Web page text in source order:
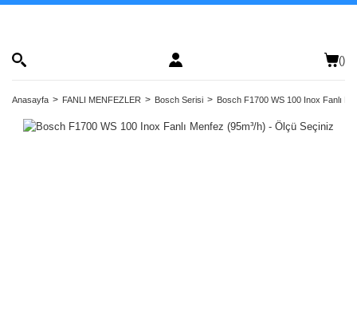
()
Anasayfa FANLI MENFEZLER Bosch Serisi Bosch F1700 WS 100 Inox Fanlı